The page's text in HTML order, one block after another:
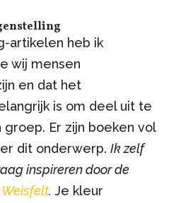
artikelen heb ik
wij mensen
en dat het
is om deel uit te
groep. Er zijn boeken vol
dit onderwerp. Ik zelf
inspireren door de
Weisfelt. Je kleur